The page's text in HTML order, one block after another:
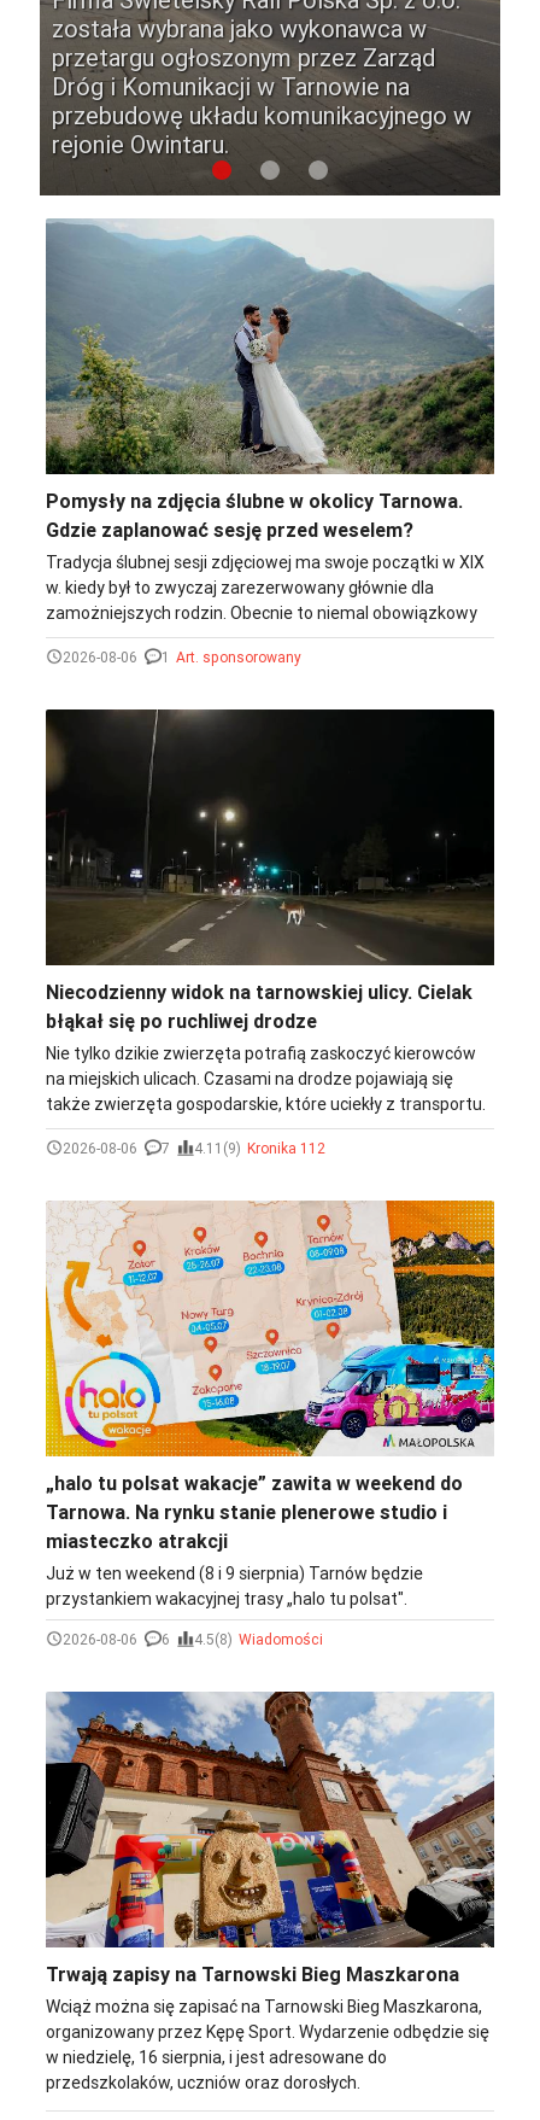
gospodarskie, które
z transportu. Z taką nietypową
spotkali się kierowcy w
wieczór na ulicy Lwowskiej w
została wybrana jako wykonawca w
przetargu ogłoszonym przez Zarząd
Dróg i Komunikacji w Tarnowie na
przebudowę układu komunikacyjnego w
rejonie Owintaru.
otwarto wystawę malarstwa
Matuszewskiego „Obok”.
zainaugurował koncert
Sławomira Barszcza, który
w katedrze.
Pomysły na zdjęcia ślubne w okolicy Tarnowa.
Gdzie zaplanować sesję przed weselem?
Tradycja ślubnej sesji zdjęciowej ma swoje początki w XIX
w. kiedy był to zwyczaj zarezerwowany głównie dla
zamożniejszych rodzin. Obecnie to niemal obowiązkowy
element organizacji każdego ślubu i wesela, a same
fotografie przybierają najróżniejsze kreatywne formy. Od
łonie natury. Tarnów ma do zaoferowania kilka lokalizacji,
które sprawdzą się na sesje w tych stylach. trzeba jedynie
wiedzieć gdzie szukać.
2026-08-06 1 Art. sponsorowany
Niecodzienny widok na tarnowskiej ulicy. Cielak
błąkał się po ruchliwej drodze
Nie tylko dzikie zwierzęta potrafią zaskoczyć kierowców
na miejskich ulicach. Czasami na drodze pojawiają się
także zwierzęta gospodarskie, które uciekły z transportu.
Z taką nietypową sytuacją spotkali się kierowcy w środowy
wieczór na ulicy Lwowskiej w Tarnowie. Ich uwagę zwrócił
2026-08-06 7 4.11(9) Kronika 112
„halo tu polsat wakacje” zawita w weekend do
Tarnowa. Na rynku stanie plenerowe studio i
miasteczko atrakcji
Już w ten weekend (8 i 9 sierpnia) Tarnów będzie
przystankiem wakacyjnej trasy „halo tu polsat".
"Spotykamy się w jednym z najpiękniejszych miast
Małopolski. Na miejscu przywitają Was Agnieszka Hyży i
odkrywanie uroków Tarnowa" - zapowiadają
organizatorzy. Start godz. 8.30.
2026-08-06 6 4.5(8) Wiadomości
Trwają zapisy na Tarnowski Bieg Maszkarona
Wciąż można się zapisać na Tarnowski Bieg Maszkarona,
organizowany przez Kępę Sport. Wydarzenie odbędzie się
w niedzielę, 16 sierpnia, i jest adresowane do
przedszkolaków, uczniów oraz dorosłych.